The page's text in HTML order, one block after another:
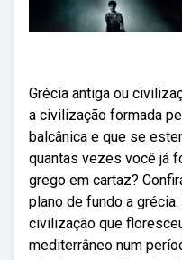
Grécia antiga ou
a civilização formada
balcânica e que se
quantas vezes você já
grego em cartaz?
plano de fundo a
civilização que
mediterrâneo num